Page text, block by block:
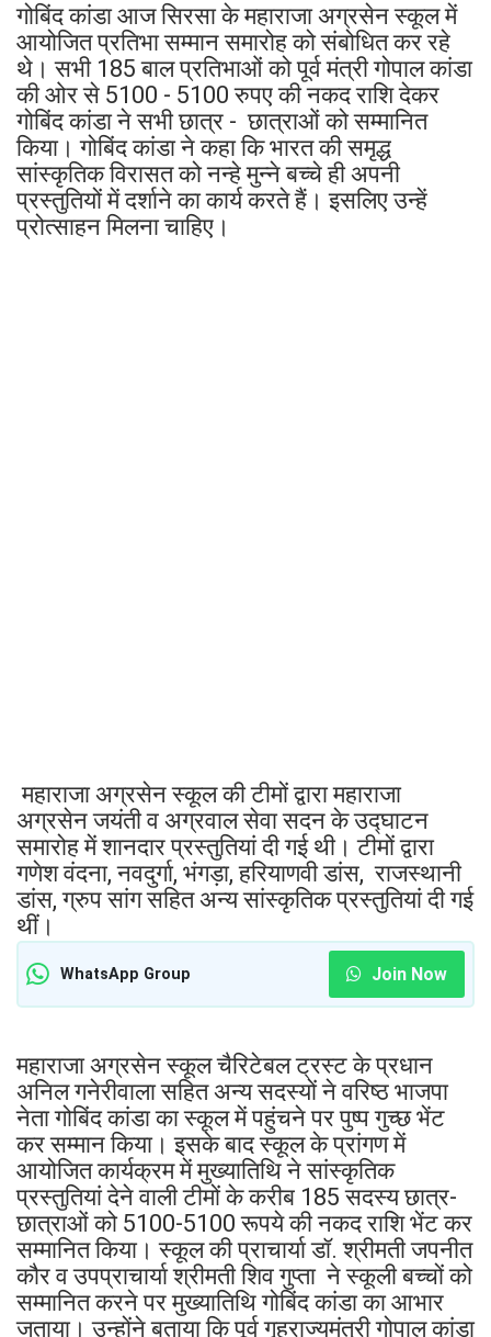
गोबिंद कांडा आज सिरसा के महाराजा अग्रसेन स्कूल में
आयोजित प्रतिभा सम्मान समारोह को संबोधित कर रहे
थे। सभी 185 बाल प्रतिभाओं को पूर्व मंत्री गोपाल कांडा
की ओर से 5100 - 5100 रुपए की नकद राशि देकर
गोबिंद कांडा ने सभी छात्र - छात्राओं को सम्मानित
किया। गोबिंद कांडा ने कहा कि भारत की समृद्ध
सांस्कृतिक विरासत को नन्हे मुन्ने बच्चे ही अपनी
प्रस्तुतियों में दर्शाने का कार्य करते हैं। इसलिए उन्हें
प्रोत्साहन मिलना चाहिए।
महाराजा अग्रसेन स्कूल की टीमों द्वारा महाराजा
अग्रसेन जयंती व अग्रवाल सेवा सदन के उद्घाटन
समारोह में शानदार प्रस्तुतियां दी गई थी। टीमों द्वारा
गणेश वंदना, नवदुर्गा, भंगड़ा, हरियाणवी डांस, राजस्थानी
डांस, ग्रुप सांग सहित अन्य सांस्कृतिक प्रस्तुतियां दी गई
थीं।
WhatsApp Group Join Now
महाराजा अग्रसेन स्कूल चैरिटेबल ट्रस्ट के प्रधान
अनिल गनेरीवाला सहित अन्य सदस्यों ने वरिष्ठ भाजपा
नेता गोबिंद कांडा का स्कूल में पहुंचने पर पुष्प गुच्छ भेंट
कर सम्मान किया। इसके बाद स्कूल के प्रांगण में
आयोजित कार्यक्रम में मुख्यातिथि ने सांस्कृतिक
प्रस्तुतियां देने वाली टीमों के करीब 185 सदस्य छात्र-
छात्राओं को 5100-5100 रूपये की नकद राशि भेंट कर
सम्मानित किया। स्कूल की प्राचार्या डॉ. श्रीमती जपनीत
कौर व उपप्राचार्या श्रीमती शिव गुप्ता ने स्कूली बच्चों को
सम्मानित करने पर मुख्यातिथि गोबिंद कांडा का आभार
जताया। उन्होंने बताया कि पूर्व गृहराज्यमंत्री गोपाल कांडा